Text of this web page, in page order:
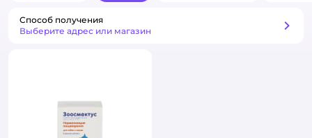
Способ получения
Выберите адрес или магазин